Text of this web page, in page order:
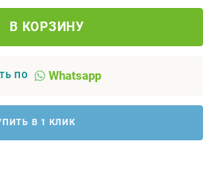
В КОРЗИНУ
ПО Whatsapp
В 1 КЛИК
подушки
Оборудование